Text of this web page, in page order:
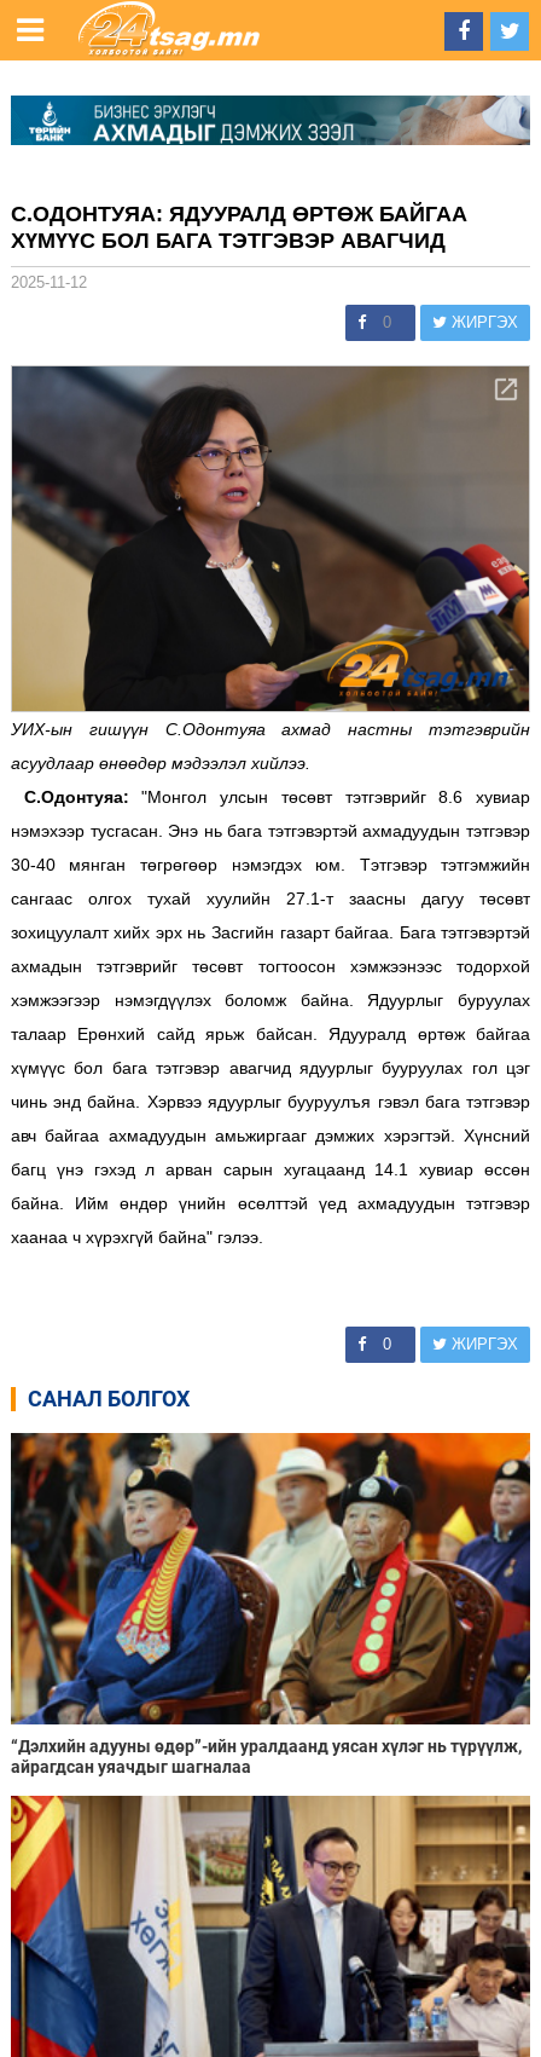
С.ОДОНТУЯА: ЯДУУРАЛД ӨРТӨЖ БАЙГАА
ХҮМҮҮС БОЛ БАГА ТЭТГЭВЭР АВАГЧИД
2025-11-12
0 ЖИРГЭХ
УИХ-ын гишүүн С.Одонтуяа
ахмад настны тэтгэврийн
асуудлаар өнөөдөр мэдээлэл хийлээ.
С.Одонтуяа: "Монгол улсын төсөвт тэтгэврийг 8.6 хувиар
нэмэхээр тусгасан. Энэ нь бага тэтгэвэртэй ахмадуудын тэтгэвэр
30-40 мянган төгрөгөөр нэмэгдэх юм. Тэтгэвэр тэтгэмжийн
сангаас олгох тухай хуулийн 27.1-т заасны дагуу төсөвт
зохицуулалт хийх эрх нь Засгийн газарт байгаа. Бага тэтгэвэртэй
ахмадын тэтгэврийг төсөвт тогтоосон хэмжээнээс тодорхой
хэмжээгээр нэмэгдүүлэх боломж байна. Ядуурлыг буруулах
талаар Ерөнхий сайд ярьж байсан. Ядууралд өртөж байгаа
хүмүүс бол бага тэтгэвэр авагчид ядуурлыг бууруулах гол цэг
чинь энд байна. Хэрвээ ядуурлыг бууруулъя гэвэл бага тэтгэвэр
авч байгаа ахмадуудын амьжиргааг дэмжих хэрэгтэй. Хүнсний
багц үнэ гэхэд л арван сарын хугацаанд 14.1 хувиар өссөн
байна. Ийм өндөр үнийн өсөлттэй үед ахмадуудын тэтгэвэр
хаанаа ч хүрэхгүй байна" гэлээ.
0 ЖИРГЭХ
САНАЛ БОЛГОХ
“Дэлхийн адууны өдөр”-ийн уралдаанд уясан хүлэг нь түрүүлж,
айрагдсан уяачдыг шагналаа